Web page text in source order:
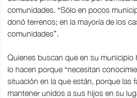
comunidades. “Sólo en pocos
donó terrenos; en la mayoría de los
comunidades”.
Quienes buscan que en su municipio
lo hacen porque “necesitan
situación en la que están, porque las
mantener unidos a sus hijos en su